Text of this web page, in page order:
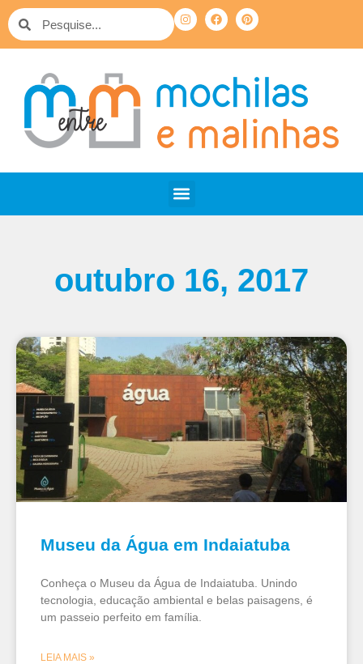
outubro 16, 2017
Museu da Água em Indaiatuba
Conheça o Museu da Água de Indaiatuba. Unindo
tecnologia, educação ambiental e belas paisagens, é
um passeio perfeito em família.
LEIA MAIS »